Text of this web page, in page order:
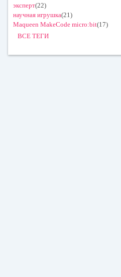
эксперт(22)
научная игрушка(21)
Maqueen MakeCode micro:bit(17)
ВСЕ ТЕГИ